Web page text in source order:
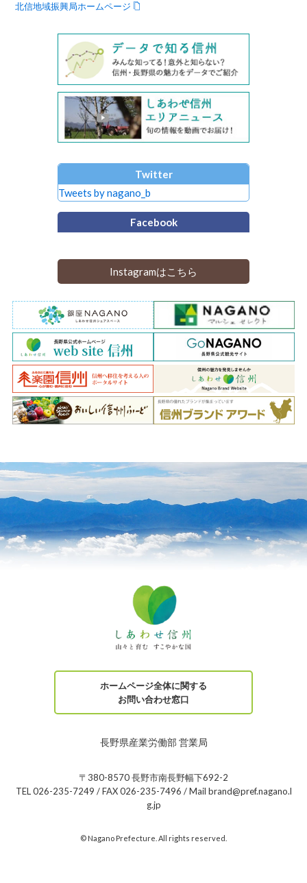
北信地域振興局ホームページ
Twitter
Tweets by nagano_b
Facebook
Instagramはこちら
ホームページ全体に関する
お問い合わせ窓口
長野県産業労働部 営業局
〒380-8570 長野市南長野幅下692-2
TEL 026-235-7249 / FAX 026-235-7496 / Mail brand@pref.nagano.l
g.jp
© Nagano Prefecture. All rights reserved.